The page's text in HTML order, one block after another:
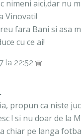
nimeni aici,dar nu
Vinovati!
fara Bani si asa
cu ce ai!
la 22:52
propun ca niste
! si nu doar de la
chiar pe langa